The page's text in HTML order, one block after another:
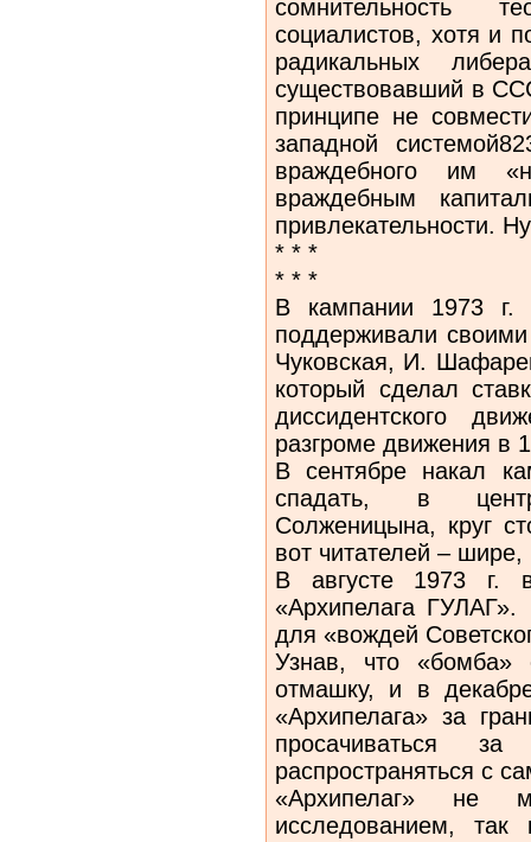
сомнительность
социалистов, хотя и
радикальных
существовавший в
принципе не
западной
враждебного им
враждебным
привлекательности.
* * *
* * *
В кампании 1973 г.
поддерживали
Чуковская, И.
который сделал
диссидентского
разгроме движения в
В сентябре накал
спадать, в
Солженицына, круг
вот читателей –
В августе 1973 г.
«Архипелага ГУЛАГ».
для «вождей
Узнав, что «бомба»
отмашку, и в
«Архипелага» за
просачиваться
распространяться с
«Архипелаг» не
исследованием,